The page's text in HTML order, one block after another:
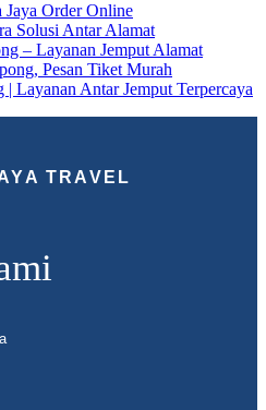
Jaya Order Online
Solusi Antar Alamat
– Layanan Jemput Alamat
Pesan Tiket Murah
| Layanan Antar Jemput Terpercaya
TRAVEL